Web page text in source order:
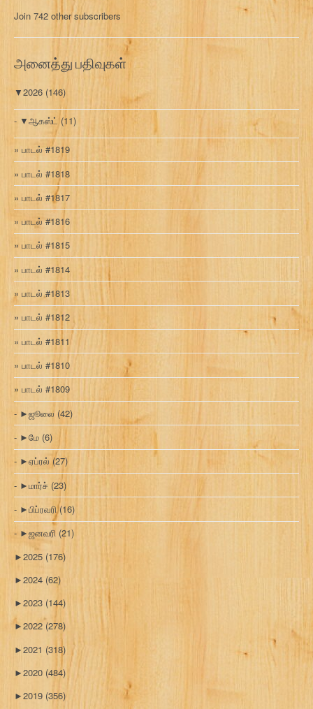
க
வ
Join 742 other subscribers
அனைத்து பதிவுகள்
▼2026 (146)
▼ஆகஸ்ட்(11)
பாடல் #1819
பாடல் #1818
பாடல் #1817
பாடல் #1816
பாடல் #1815
பாடல் #1814
பாடல் #1813
பாடல் #1812
பாடல் #1811
பாடல் #1810
பாடல் #1809
►ஜூலை (42)
►மே (6)
►ஏப்ரல்(27)
►மார்ச் (23)
►பிப்ரவரி(16)
►ஜனவரி (21)
►2025 (176)
►2024 (62)
►2023 (144)
►2022 (278)
►2021 (318)
►2020 (484)
►2019 (356)